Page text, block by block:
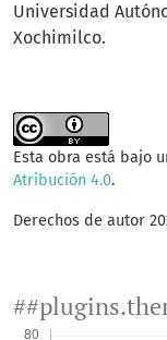
Universidad
Xochimilco.
Esta obra está bajo
Atribución 4.0.
Derechos de autor